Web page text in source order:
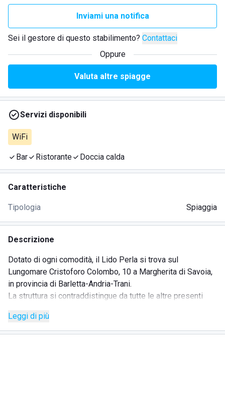
Inviami una notifica
Sei il gestore di questo stabilimento? Contattaci
Oppure
Valuta altre spiagge
Servizi disponibili
WiFi
Bar Ristorante Doccia calda
Caratteristiche
Tipologia Spiaggia
Descrizione
Dotato di ogni comodità, il Lido Perla si trova sul
Lungomare Cristoforo Colombo, 10 a Margherita di Savoia,
in provincia di Barletta-Andria-Trani.
La struttura si contraddistingue da tutte le altre presenti
ospiti da parte del personale e dei gestori, cordiali e
disponibili, sempre attenti a soddisfare qualsiasi esigenza.
Leggi di più